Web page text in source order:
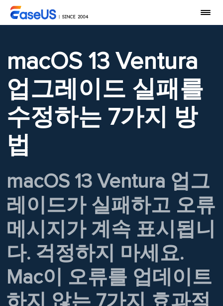
macOS 13 Ventura
업그레이드 실패를
수정하는 7가지 방
법
macOS 13 Ventura 업그
레이드가 실패하고 오류
메시지가 계속 표시됩니
다. 걱정하지 마세요.
Mac이 오류를 업데이트
하지 않는 7가지 효과적